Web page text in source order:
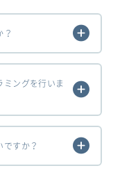
？
ミングを行いま
ですか？